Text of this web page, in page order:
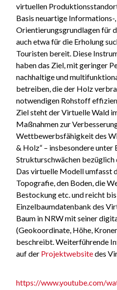
virtuellen
Basis neuartige Informations-
Orientierungsgrundlagen für
auch etwa für die Erholung
Touristen bereit. Diese
haben das Ziel, mit geringer
nachhaltige und
betreiben, die der Holz
notwendigen Rohstoff
Ziel steht der Virtuelle Wald
Maßnahmen zur
Wettbewerbsfähigkeit des
& Holz“ – insbesondere
Strukturschwächen
Das virtuelle Modell umfasst
Topografie, den Boden, die
Bestockung etc. und reicht
Einzelbaumdatenbank des
Baum in NRW mit seiner
(Geokoordinate, Höhe,
beschreibt. Weiterführende
auf der Projektwebsitedes
https://www.youtube.com/